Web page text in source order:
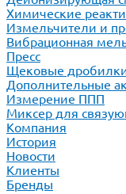
Химические
Измельчители и
Вибрационная
Пресс
Щековые
Дополнительные
Измерение ППП
Миксер для
Компания
История
Новости
Клиенты
Бренды